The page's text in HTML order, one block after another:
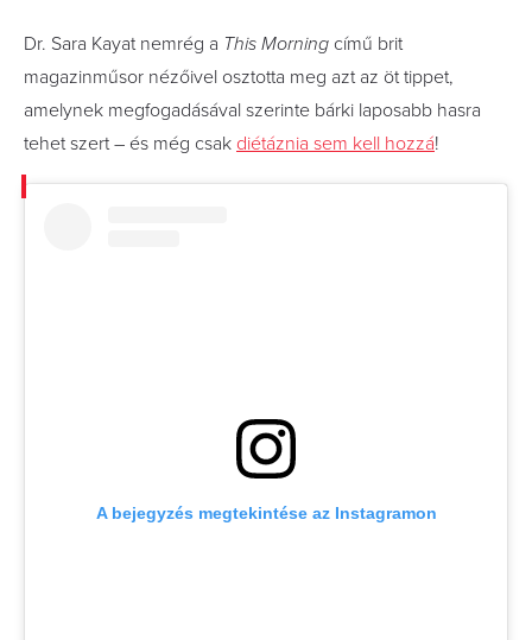
Dr. Sara Kayat nemrég a This Morning című brit
magazinműsor nézőivel osztotta meg azt az öt tippet,
amelynek megfogadásával szerinte bárki laposabb hasra
tehet szert – és még csak diétáznia sem kell hozzá!
A bejegyzés megtekintése az Instagramon